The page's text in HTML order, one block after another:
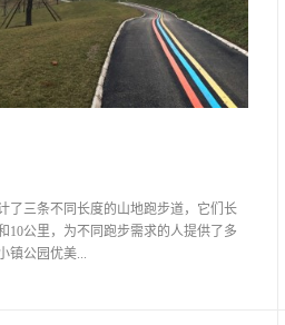
了三条不同长度的山地跑步道，它们长
10公里，为不同跑步需求的人提供了多
镇公园优美...